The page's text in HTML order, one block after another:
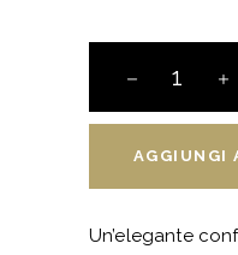
regalo
Prosecco
quantityAGGIUNGI
Un’elegante